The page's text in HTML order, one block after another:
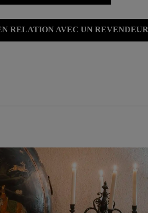
RELATION AVEC UN REVENDEUR